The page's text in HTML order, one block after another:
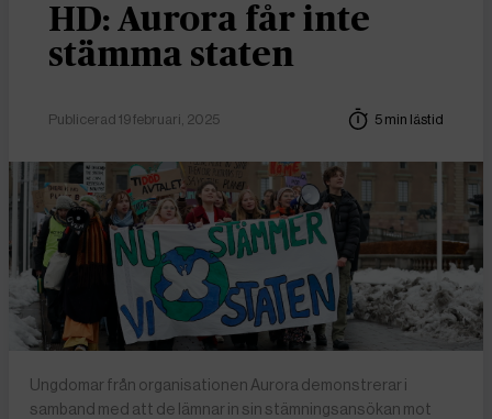
HD: Aurora får inte
stämma staten
Publicerad 19 februari, 2025 5 min lästid
Ungdomar från organisationen Aurora demonstrerar i
samband med att de lämnar in sin stämningsansökan mot